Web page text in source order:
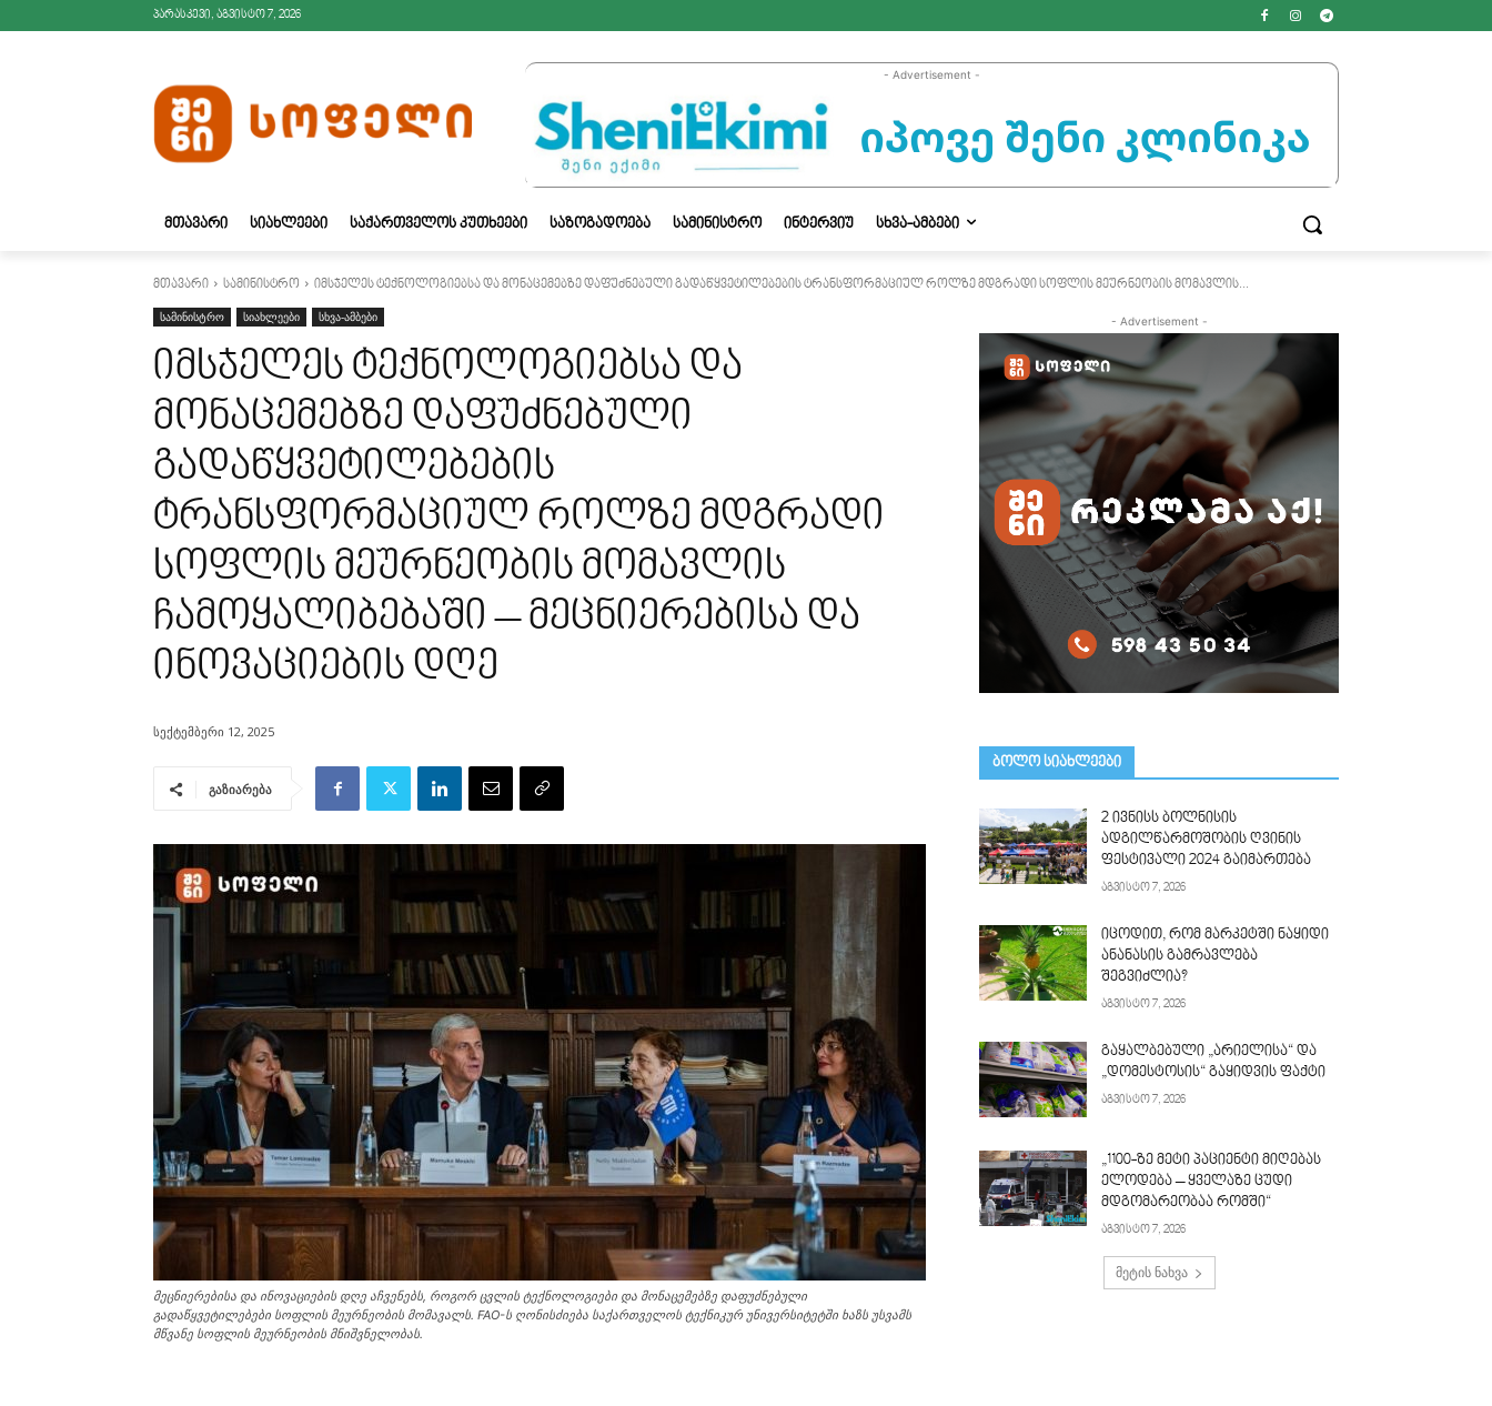
პარასკევი, აგვისტო 7, 2026
- Advertisement -
ᲛᲗᲐᲕᲐᲠᲘ ᲡᲘᲐᲮᲚᲔᲔᲑᲘ ᲡᲐᲥᲐᲠᲗᲕᲔᲚᲝᲡ ᲙᲣᲗᲮᲔᲔᲑᲘ ᲡᲐᲖᲝᲒᲐᲓᲝᲔᲑᲐ ᲡᲐᲛᲘᲜᲘᲡᲢᲠᲝ ᲘᲜᲢᲔᲠᲕᲘᲣ ᲡᲮᲕᲐ-ᲐᲛᲑᲔᲑᲘ
მთავარი სამინისტრო იმსჯელეს ტექნოლოგიებსა და მონაცემებზე დაფუძნებული გადაწყვეტილებების ტრანსფორმაციულ როლზე მდგრადი სოფლის მეურნეობის მომავლის...
სამინისტრო სიახლეები სხვა-ამბები
იმსჯელეს ტექნოლოგიებსა და
მონაცემებზე დაფუძნებული
გადაწყვეტილებების
ტრანსფორმაციულ როლზე მდგრადი
სოფლის მეურნეობის მომავლის
ჩამოყალიბებაში – მეცნიერებისა და
ინოვაციების დღე
სექტემბერი 12, 2025
გაზიარება
მეცნიერებისა და ინოვაციების დღე აჩვენებს, როგორ ცვლის ტექნოლოგიები და მონაცემებზე დაფუძნებული
გადაწყვეტილებები სოფლის მეურნეობის მომავალს. FAO-ს ღონისძიება საქართველოს ტექნიკურ უნივერსიტეტში ხაზს უსვამს
მწვანე სოფლის მეურნეობის მნიშვნელობას.
- Advertisement -
ᲑᲝᲚᲝ ᲡᲘᲐᲮᲚᲔᲔᲑᲘ
2 ივნისს ბოლნისის
ადგილწარმოშობის ღვინის
ფესტივალი 2024 გაიმართება
აგვისტო 7, 2026
იცოდით, რომ მარკეტში ნაყიდი
ანანასის გამრავლება
შეგვიძლია?
აგვისტო 7, 2026
გაყალბებული „არიელისა“ და
„დომესტოსის“ გაყიდვის ფაქტი
აგვისტო 7, 2026
„1100-ზე მეტი პაციენტი მიღებას
ელოდება – ყველაზე ცუდი
მდგომარეობაა რომში“
აგვისტო 7, 2026
მეტის ნახვა